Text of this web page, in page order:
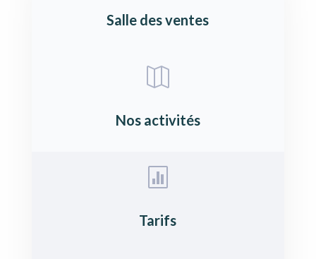
Salle des ventes

Nos activités

Tarifs